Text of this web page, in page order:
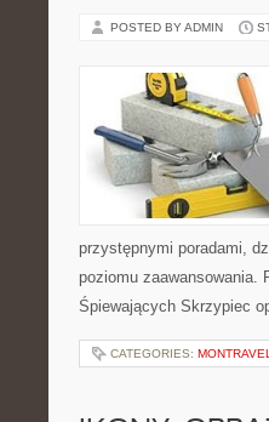
POSTED BY ADMIN
przystępnymi poradami,
poziomu zaawansowania.
Śpiewających Skrzypiec
CATEGORIES: